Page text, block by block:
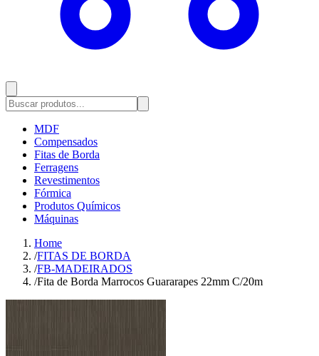
MDF
Compensados
Fitas de Borda
Ferragens
Revestimentos
Fórmica
Produtos Químicos
Máquinas
Home
/FITAS DE BORDA
/FB-MADEIRADOS
/Fita de Borda Marrocos Guararapes 22mm C/20m